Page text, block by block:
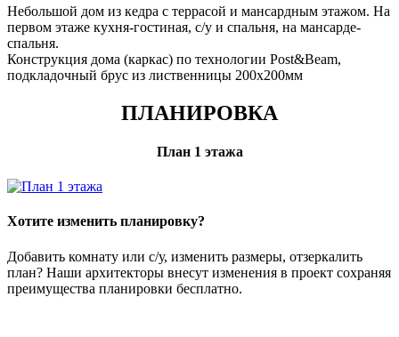
Небольшой дом из кедра с террасой и мансардным этажом. На
первом этаже кухня-гостиная, с/у и спальня, на мансарде-
спальня.
Конструкция дома (каркас) по технологии Post&Beam,
подкладочный брус из лиственницы 200х200мм
ПЛАНИРОВКА
План 1 этажа
Хотите изменить планировку?
Добавить комнату или с/у, изменить размеры, отзеркалить
план? Наши архитекторы внесут изменения в проект сохраняя
преимущества планировки бесплатно.